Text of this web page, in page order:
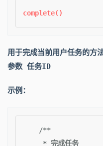
用于完成当前用户任务的方
参数 任务ID
示例：
/**
     * 完成任务